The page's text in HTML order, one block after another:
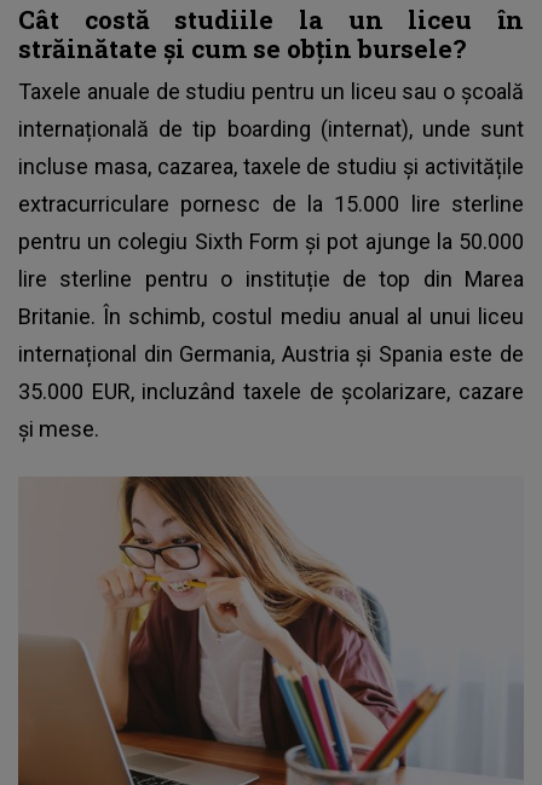
Cât costă studiile la un liceu în
străinătate și cum se obțin bursele?
Taxele anuale de studiu pentru un liceu sau o școală
internațională de tip boarding (internat), unde sunt
incluse masa, cazarea, taxele de studiu și activitățile
extracurriculare pornesc de la 15.000 lire sterline
pentru un colegiu Sixth Form și pot ajunge la 50.000
lire sterline pentru o instituție de top din Marea
Britanie. În schimb, costul mediu anual al unui liceu
internațional din Germania, Austria și Spania este de
35.000 EUR, incluzând taxele de școlarizare, cazare
și mese.